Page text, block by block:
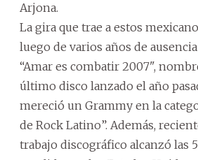
Arjona.
La gira que trae a estos
luego de varios años de
“Amar es combatir 2007",
último disco lanzado el año
mereció un Grammy en la
de Rock Latino”. Además,
trabajo discográfico alcanzó las